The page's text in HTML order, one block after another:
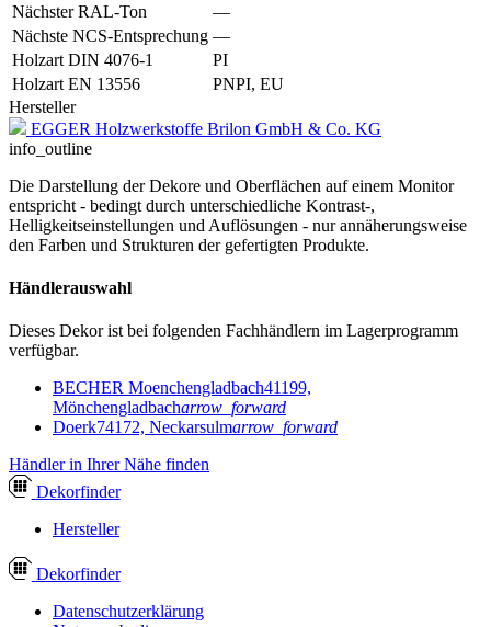
Nächster RAL-Ton
—
Nächste NCS-Entsprechung —
Holzart DIN 4076-1
PI
Holzart EN 13556
PNPI, EU
Hersteller
EGGER Holzwerkstoffe Brilon GmbH & Co. KG
info_outline
Die Darstellung der Dekore und Oberflächen auf einem Monitor
entspricht - bedingt durch unterschiedliche Kontrast-,
Helligkeitseinstellungen und Auflösungen - nur annäherungsweise
den Farben und Strukturen der gefertigten Produkte.
Händlerauswahl
Dieses Dekor ist bei folgenden Fachhändlern im Lagerprogramm
verfügbar.
BECHER Moenchengladbach41199,
Mönchengladbacharrow_forward
Doerk74172, Neckarsulmarrow_forward
Händler in Ihrer Nähe finden
Dekorfinder
Hersteller
Dekorfinder
Datenschutzerklärung